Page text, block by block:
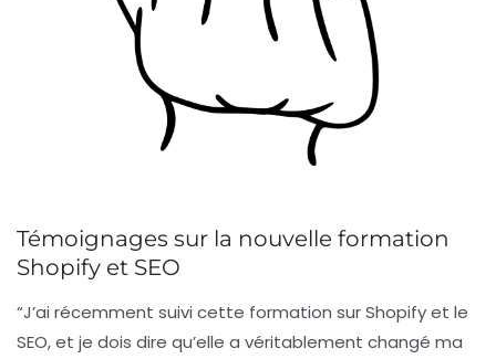
Témoignages sur la nouvelle formation
Shopify et SEO
“J’ai récemment suivi cette formation sur Shopify et le
SEO, et je dois dire qu’elle a véritablement changé ma